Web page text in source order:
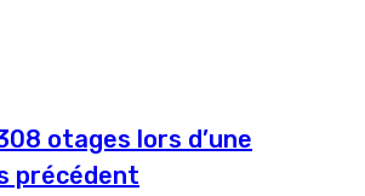
otages lors d’une
précédent